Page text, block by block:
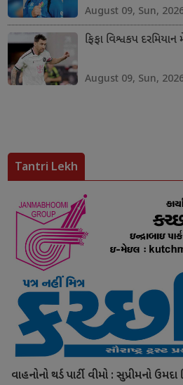
August 09, Sun,
ફિફા વિશ્વકપ
August 09, Sun,
Tantri Lekh
વાહનોનો થર્ડ પાર્ટી વીમો : સુપ્રીમનો ઉમદા